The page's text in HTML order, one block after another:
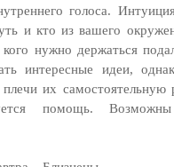
голоса.
и кто из вашего
нужно держаться
интересные идеи,
плечи их самостоятельную
помощь.